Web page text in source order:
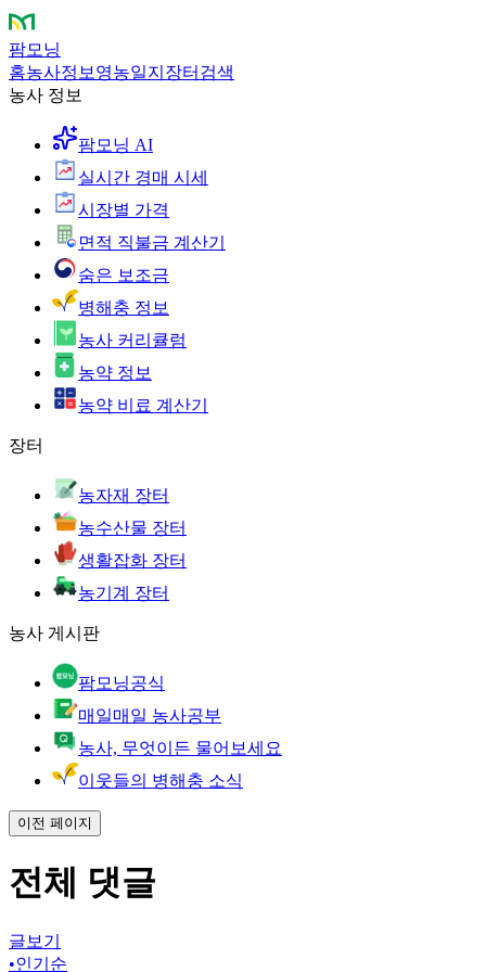
팜모닝
홈농사정보 영농일지 장터 검색
농사 정보
팜모닝 AI
실시간 경매 시세
시장별 가격
면적 직불금 계산기
숨은 보조금
병해충 정보
농사 커리큘럼
농약 정보
농약 비료 계산기
장터
농자재 장터
농수산물 장터
생활잡화 장터
농기계 장터
농사 게시판
팜모닝공식
매일매일 농사공부
농사, 무엇이든 물어보세요
이웃들의 병해충 소식
이전 페이지
전체 댓글
글보기
•인기순